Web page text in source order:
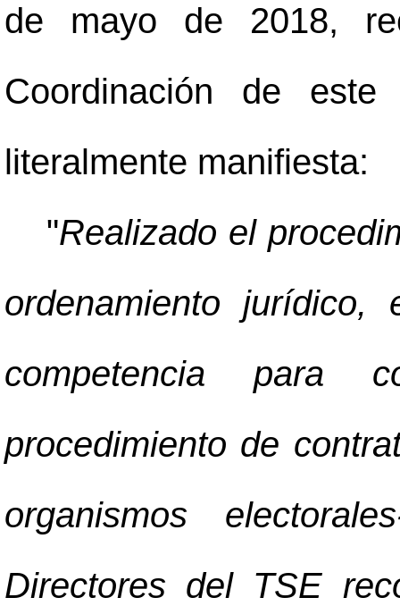
de mayo de 2018,
Coordinación de
literalmente manifiesta:
"Realizado el
ordenamiento jurídico,
competencia para
procedimiento de
organismos
Directores del TSE